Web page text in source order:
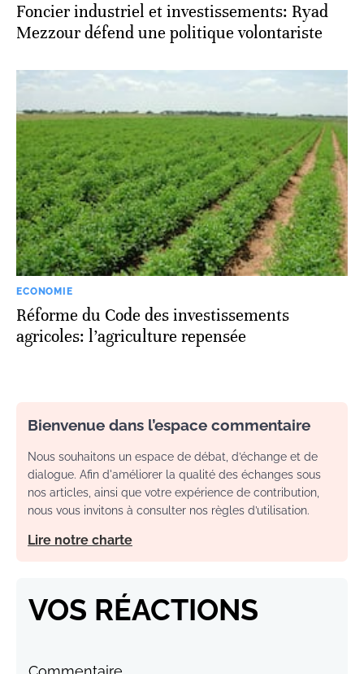
Foncier industriel et investissements: Ryad
Mezzour défend une politique volontariste
ECONOMIE
Réforme du Code des investissements
agricoles: l’agriculture repensée
Bienvenue dans l’espace commentaire
Nous souhaitons un espace de débat, d’échange et de
dialogue. Afin d'améliorer la qualité des échanges sous
nos articles, ainsi que votre expérience de contribution,
nous vous invitons à consulter nos règles d’utilisation.
Lire notre charte
VOS RÉACTIONS